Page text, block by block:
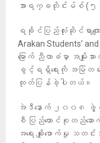
အာရက္ခတိုင်းမ်စ် (
ရခိုင်ပြည်လုံးဆိုင်ရာကျေ
Arakan Students’
မြောက် ညီလာခံမှာ အမျို
ခွင့်ရရှိရေးကို အမြဲ
ထုတ်ပြန်ခဲ့ပါတယ်။
အဲဒီနောက် ၂၀၀၈ ဖွဲ့
စီ ပြည်ထောင်စုတည်ဆေ
အရေး ချိုးဖောက်မှု သတ